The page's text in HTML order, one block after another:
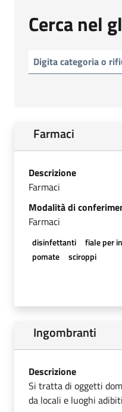
Cerca nel
Farmaci
Descrizione
Farmaci
Modalità di
Farmaci
disinfettanti fiale per
pomate
sciroppi
Ingombranti
Descrizione
Si tratta di oggetti
da locali e luoghi